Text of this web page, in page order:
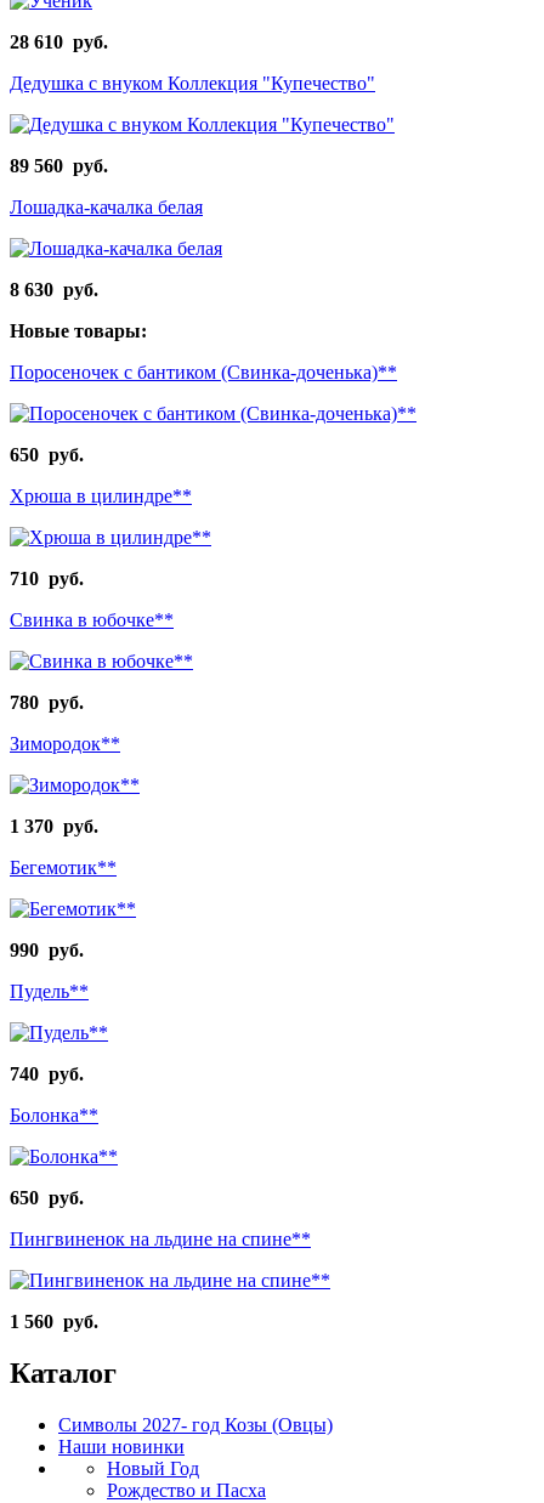
28 610 руб.
Дедушка с внуком Коллекция "Купечество"
89 560 руб.
Лошадка-качалка белая
8 630 руб.
Новые товары:
Поросеночек с бантиком (Свинка-доченька)**
650 руб.
Хрюша в цилиндре**
710 руб.
Свинка в юбочке**
780 руб.
Зимородок**
1 370 руб.
Бегемотик**
990 руб.
Пудель**
740 руб.
Болонка**
650 руб.
Пингвиненок на льдине на спине**
1 560 руб.
Каталог
Символы 2027- год Козы (Овцы)
Наши новинки
Новый Год
Рождество и Пасха